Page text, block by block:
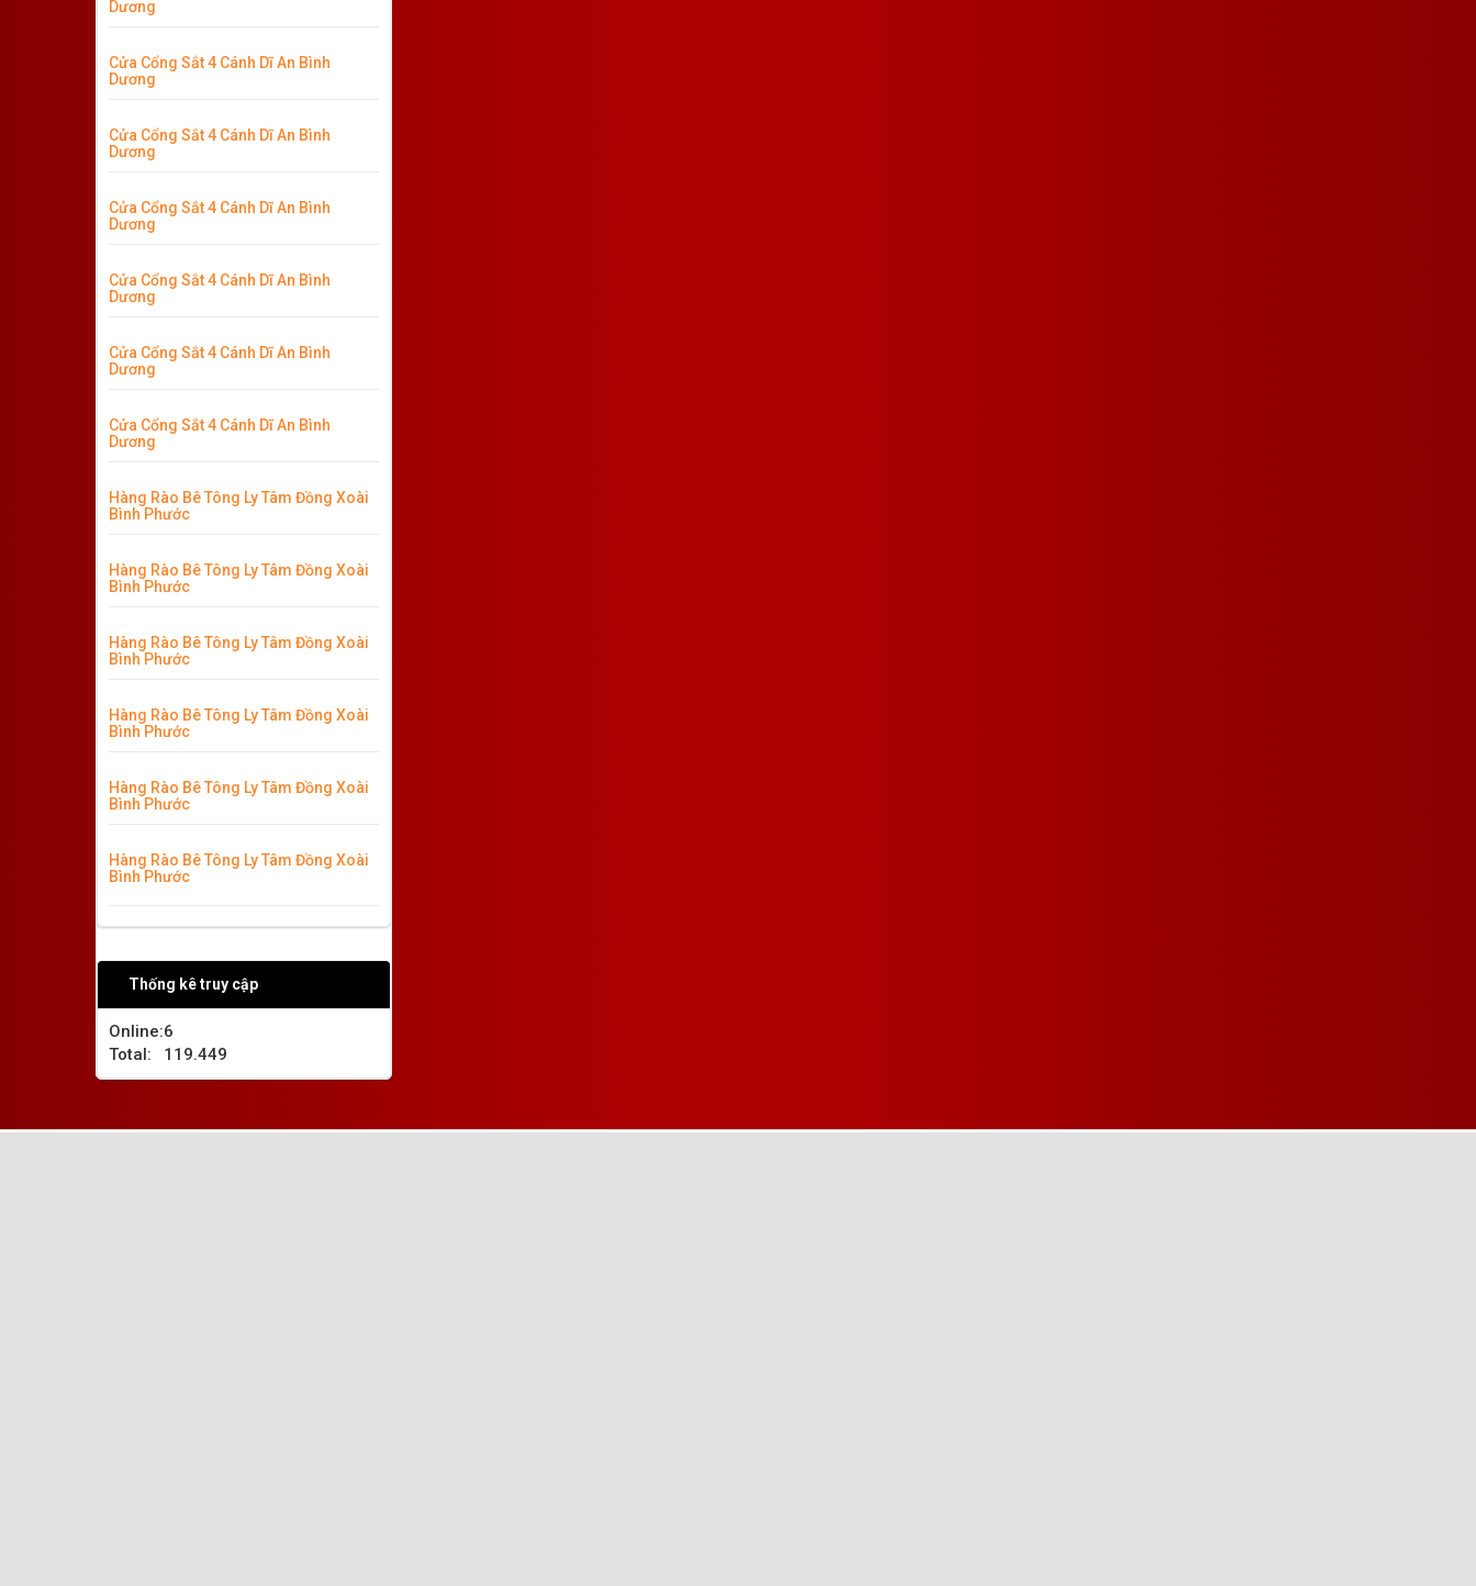
Dương
Cửa Cổng Sắt 4 Cánh Dĩ An Bình
Dương
Cửa Cổng Sắt 4 Cánh Dĩ An Bình
Dương
Cửa Cổng Sắt 4 Cánh Dĩ An Bình
Dương
Cửa Cổng Sắt 4 Cánh Dĩ An Bình
Dương
Cửa Cổng Sắt 4 Cánh Dĩ An Bình
Dương
Cửa Cổng Sắt 4 Cánh Dĩ An Bình
Dương
Hàng Rào Bê Tông Ly Tâm Đồng Xoài
Bình Phước
Hàng Rào Bê Tông Ly Tâm Đồng Xoài
Bình Phước
Hàng Rào Bê Tông Ly Tâm Đồng Xoài
Bình Phước
Hàng Rào Bê Tông Ly Tâm Đồng Xoài
Bình Phước
Hàng Rào Bê Tông Ly Tâm Đồng Xoài
Bình Phước
Hàng Rào Bê Tông Ly Tâm Đồng Xoài
Bình Phước
Thống kê truy cập
Online:6
Total:
119.449